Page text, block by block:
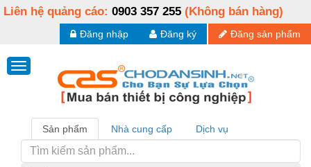
Liên hệ quảng cáo: 0903 357 255 (Không bán hàng)
Đăng sản phẩm
Đăng ký
Đăng nhập
Sản phẩm Nhà cung cấp Dịch vụ